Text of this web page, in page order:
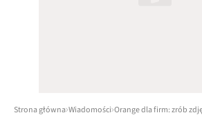
Strona główna Wiadomości